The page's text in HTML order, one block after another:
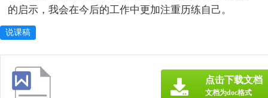
的启示，我会在今后的工作中更加注重历练自己。
说课稿
点击下载文档
文档为doc格式